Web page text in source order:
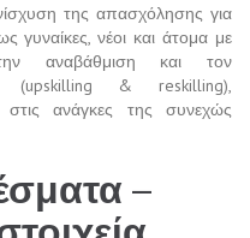
της απασχόλησης για
γυναίκες, νέοι και άτομα με
αναβάθμιση και τον
(upskilling & reskilling),
στις ανάγκες της συνεχώς
–